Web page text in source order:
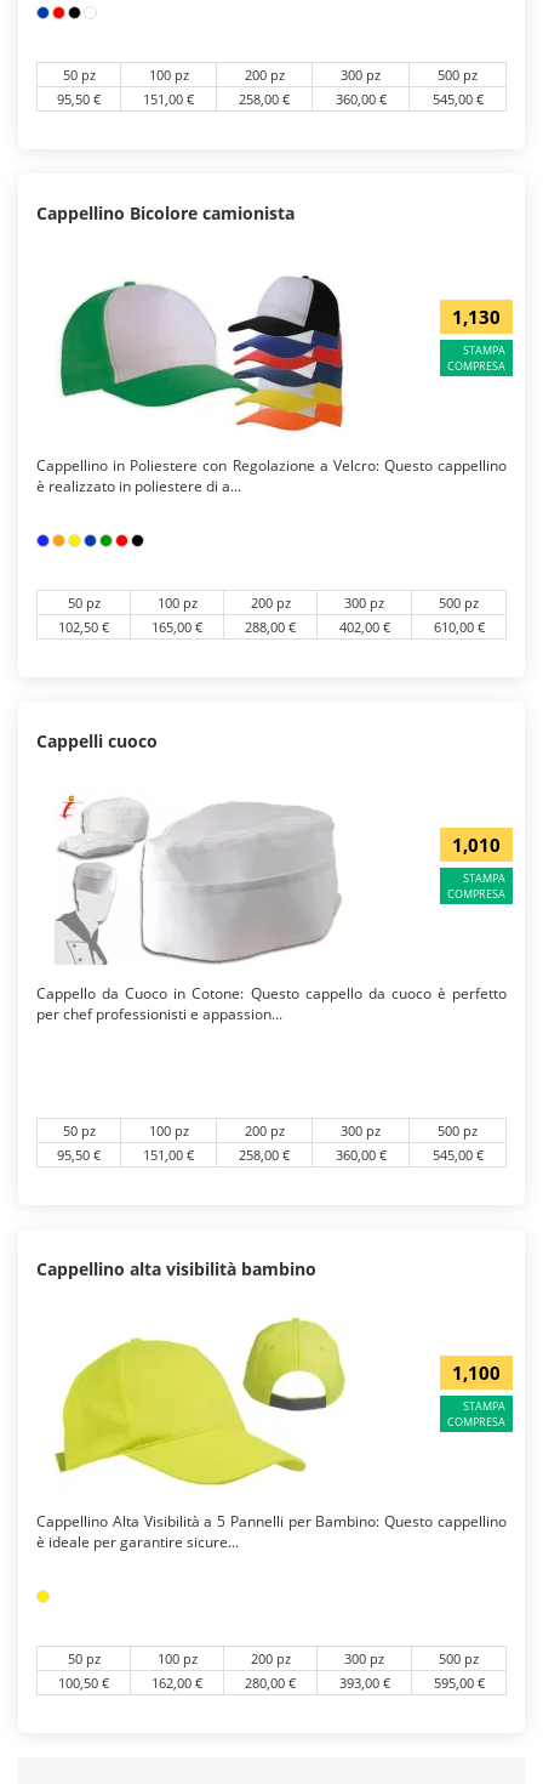
50 pz 100 pz 200 pz 300 pz
500 pz
95,50 €
151,00 € 258,00 € 360,00 € 545,00 €
Cappellino Bicolore camionista
1,130
STAMPA
COMPRESA
Cappellino in Poliestere con Regolazione a Velcro: Questo cappellino
è realizzato in poliestere di a...
50 pz 100 pz 200 pz 300 pz
500 pz
102,50 €
165,00 € 288,00 € 402,00 € 610,00 €
Cappelli cuoco
1,010
STAMPA
COMPRESA
Cappello da Cuoco in Cotone: Questo cappello da cuoco è perfetto
per chef professionisti e appassion...
50 pz 100 pz 200 pz 300 pz
500 pz
95,50 €
151,00 € 258,00 € 360,00 € 545,00 €
Cappellino alta visibilità bambino
1,100
STAMPA
COMPRESA
Cappellino Alta Visibilità a 5 Pannelli per Bambino: Questo cappellino
è ideale per garantire sicure...
50 pz 100 pz 200 pz 300 pz
500 pz
100,50 €
162,00 € 280,00 € 393,00 € 595,00 €